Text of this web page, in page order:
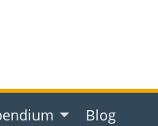
Blog